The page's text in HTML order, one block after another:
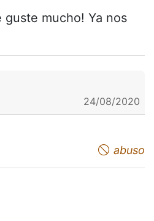
guste mucho! Ya nos
24/08/2020
appreciate abuso